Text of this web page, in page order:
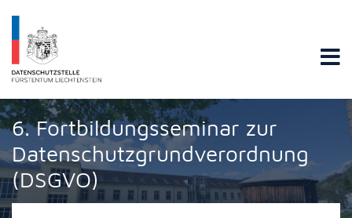
Datenschutzstelle Fürstentums Liechtenstein
6. Fortbildungsseminar zur
Datenschutzgrundverordnung
(DSGVO)